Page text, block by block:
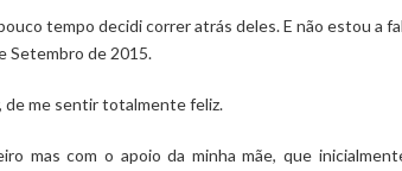
tempo decidi correr atrás deles. E não estou a
Setembro de 2015.
de me sentir totalmente feliz.
mas com o apoio da minha mãe, que